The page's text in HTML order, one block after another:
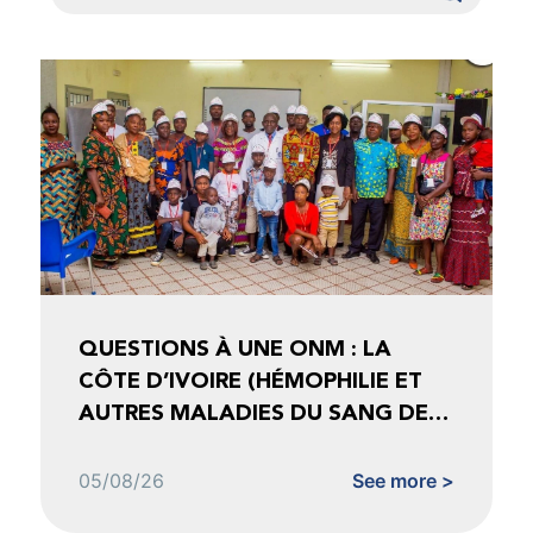
QUESTIONS À UNE ONM : LA
CÔTE D’IVOIRE (HÉMOPHILIE ET
AUTRES MALADIES DU SANG DE
05/08/26 See more >